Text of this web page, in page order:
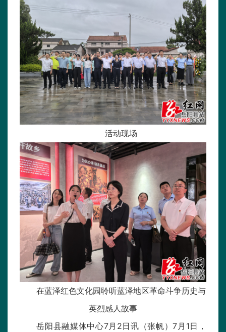
活动现场
在蓝泽红色文化园聆听蓝泽地区革命斗争历史与
英烈感人故事
岳阳县融媒体中心7月2日讯（张帆）7月1日，